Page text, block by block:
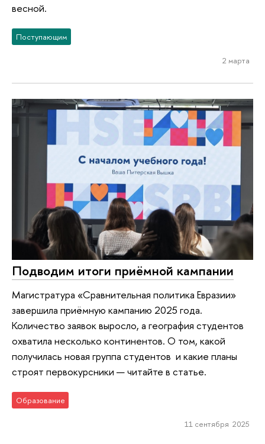
весной.
Поступающим
2 марта
Подводим итоги приёмной кампании
Магистратура «Сравнительная политика Евразии»
завершила приёмную кампанию 2025 года.
Количество заявок выросло, а география студентов
охватила несколько континентов. О том, какой
получилась новая группа студентов и какие планы
строят первокурсники — читайте в статье.
Образование
11 сентября 2025